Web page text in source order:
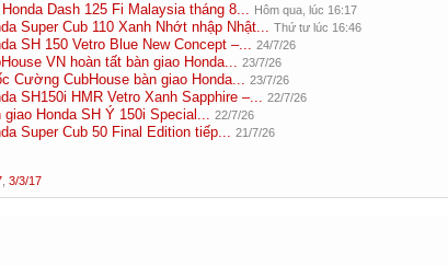
Dash 125 Fi Malaysia tháng 8... Hôm qua, lúc 16:17
Super Cub 110 Xanh Nhớt nhập Nhật... Thứ tư lúc 16:46
SH 150 Vetro Blue New Concept –... 24/7/26
VN hoàn tất bàn giao Honda... 23/7/26
Cường CubHouse bàn giao Honda... 23/7/26
SH150i HMR Vetro Xanh Sapphire –... 22/7/26
giao Honda SH Ý 150i Special... 22/7/26
Super Cub 50 Final Edition tiếp... 21/7/26
3/3/17